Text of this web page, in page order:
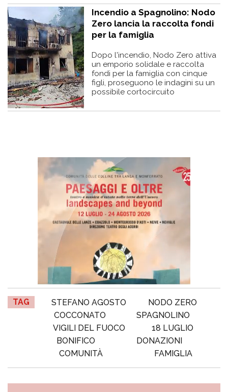
Incendio a Spagnolino: Nodo
Zero lancia la raccolta fondi
per la famiglia
Dopo l'incendio, Nodo Zero attiva
un emporio solidale e raccolta
fondi per la famiglia con cinque
figli, proseguono le indagini su un
possibile cortocircuito
TAG STEFANO AGOSTO
NODO ZERO
COCCONATO
SPAGNOLINO
VIGILI DEL FUOCO
18 LUGLIO
BONIFICO
DONAZIONI
COMUNITÀ
FAMIGLIA